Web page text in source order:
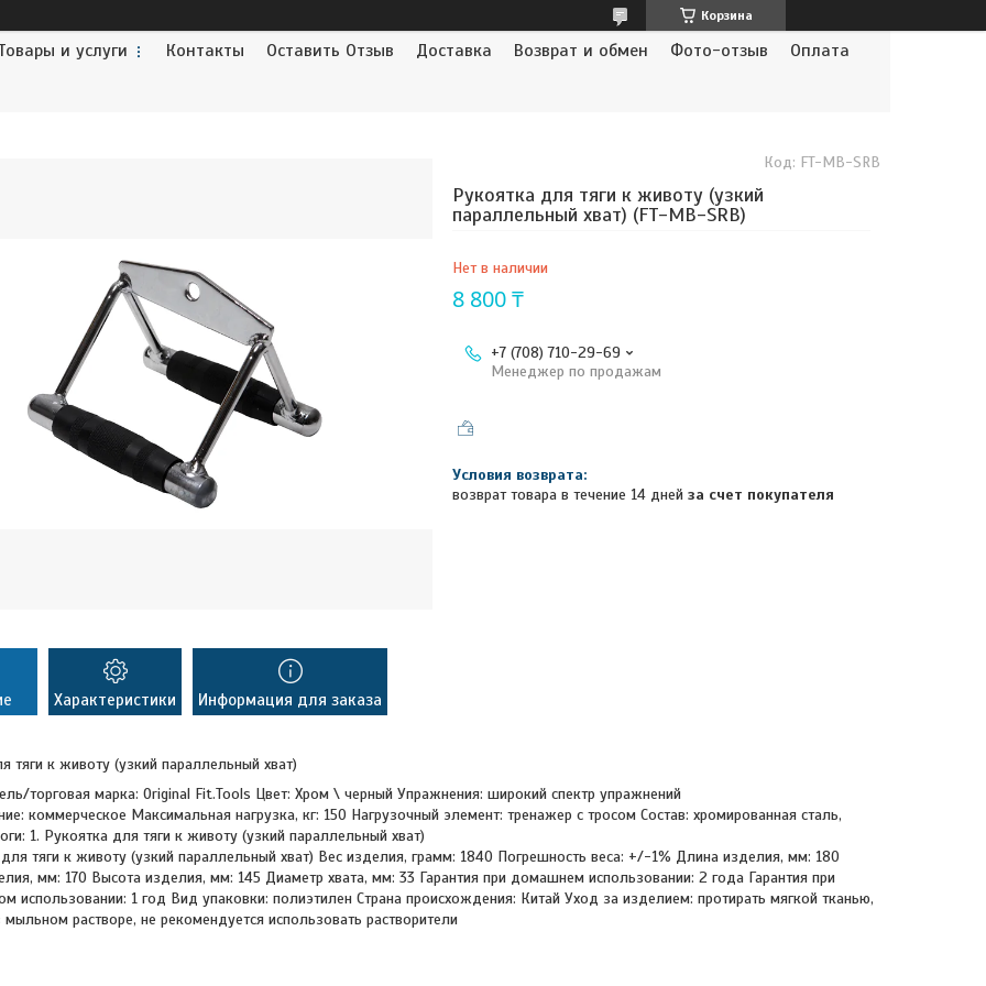
Корзина
и услуги Контакты Оставить Отзыв Доставка Возврат и обмен Фото-отзыв Оплата
Рукоятка для тяги к животу (узкий
параллельный хват) (FT-MB-SRB)
Нет в наличии
Код: FT-MB-SRB
8 800 ₸
+7 (708) 710-29-69
Менеджер по продажам
возврат товара в течение 14 дней за счет покупателя
Характеристики Информация для заказа
тяги к животу (узкий параллельный хват)
торговая марка: Original Fit.Tools Цвет: Хром \ черный Упражнения: широкий спектр упражнений
коммерческое Максимальная нагрузка, кг: 150 Нагрузочный элемент: тренажер с тросом Состав: хромированная сталь,
1. Рукоятка для тяги к животу (узкий параллельный хват)
тяги к животу (узкий параллельный хват) Вес изделия, грамм: 1840 Погрешность веса: +/-1% Длина изделия, мм: 180
мм: 170 Высота изделия, мм: 145 Диаметр хвата, мм: 33 Гарантия при домашнем использовании: 2 года Гарантия при
использовании: 1 год Вид упаковки: полиэтилен Страна происхождения: Китай Уход за изделием: протирать мягкой тканью,
растворе, не рекомендуется использовать растворители